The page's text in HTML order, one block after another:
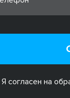
Я согласен на